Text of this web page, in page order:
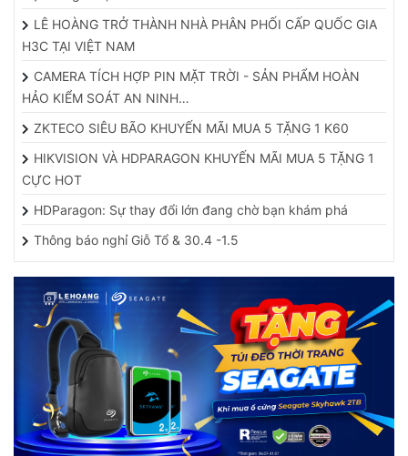
LÊ HOÀNG TRỞ THÀNH NHÀ PHÂN PHỐI CẤP QUỐC GIA
H3C TẠI VIỆT NAM
CAMERA TÍCH HỢP PIN MẶT TRỜI - SẢN PHẨM HOÀN
HẢO KIỂM SOÁT AN NINH…
ZKTECO SIÊU BÃO KHUYẾN MÃI MUA 5 TẶNG 1 K60
HIKVISION VÀ HDPARAGON KHUYẾN MÃI MUA 5 TẶNG 1
CỰC HOT
HDParagon: Sự thay đổi lớn đang chờ bạn khám phá
Thông báo nghỉ Giỗ Tổ & 30.4 -1.5